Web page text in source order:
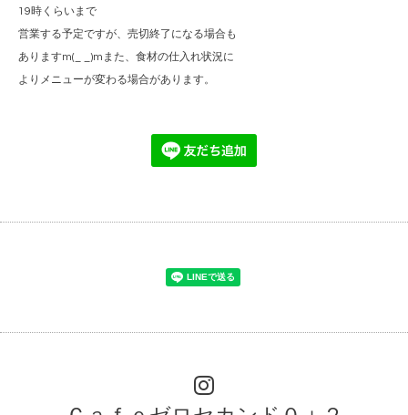
19時くらいまで
営業する予定ですが、売切終了になる場合も
ありますm(_ _)mまた、食材の仕入れ状況に
よりメニューが変わる場合があります。